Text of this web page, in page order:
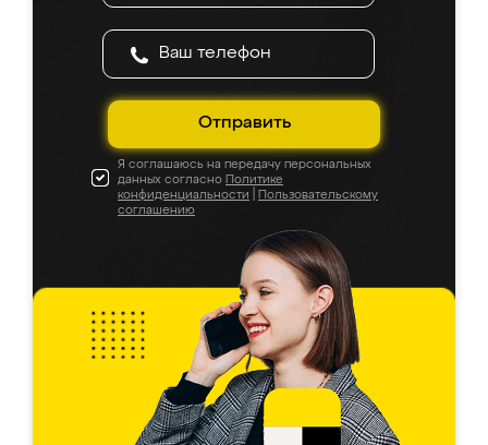
Отправить
Я соглашаюсь на передачу персональных
данных согласно Политике
конфиденциальности
Пользовательскому
соглашению